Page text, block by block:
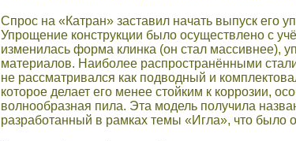
Спрос на «Катран» заставил начать выпуск
Упрощение конструкции было осуществлено с
изменилась форма клинка (он стал массивнее),
материалов. Наиболее распространёнными
не рассматривался как подводный и
которое делает его менее стойким к коррозии,
волнообразная пила. Эта модель получила
разработанный в рамках темы «Игла», что было